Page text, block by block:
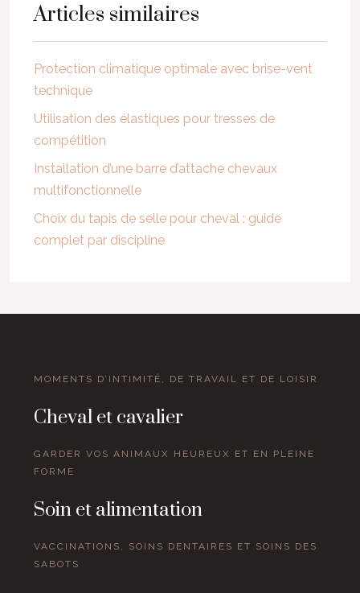
Articles similaires
Protection climatique optimale avec brise-vent
technique
Utilisation des élastiques pour tresses de
compétition
Installation d’une barre d’attache chevaux
multifonctionnelle
Choix du tapis de selle pour cheval : guide
complet par discipline
MOMENTS D’INTIMITÉ, DE TRAVAIL ET DE LOISIR
Cheval et cavalier
GARDER VOS ANIMAUX HEUREUX ET EN PLEINE
FORME
Soin et alimentation
VACCINATIONS, SOINS DENTAIRES ET SOINS DES
SABOTS